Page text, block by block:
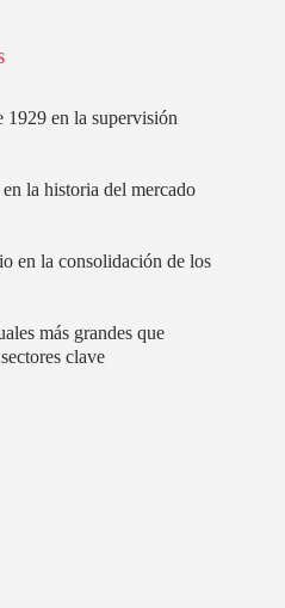
en la supervisión
la historia del mercado
en la consolidación de los
más grandes que
clave